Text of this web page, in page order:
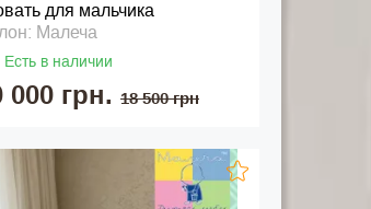
для мальчика
Малеча
Есть в наличии
000 грн. 18 500 грн